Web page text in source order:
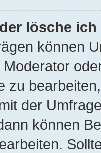
lösche
können
zu
der
können